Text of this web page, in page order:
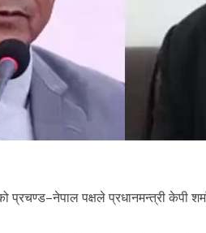
प्रचण्ड–नेपाल पक्षले प्रधानमन्त्री केपी